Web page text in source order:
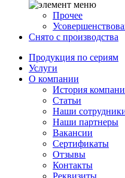
Прочее
Снято с производства
Продукция по сериям
Услуги
О компании
История
Статьи
Наши
Наши партнеры
Вакансии
Сертификаты
Отзывы
Контакты